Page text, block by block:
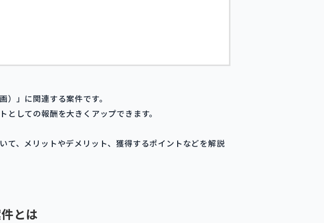
」に関連する案件です。
しての報酬を大きくアップできます。
て、メリットやデメリット、獲得するポイントなどを解説
とは